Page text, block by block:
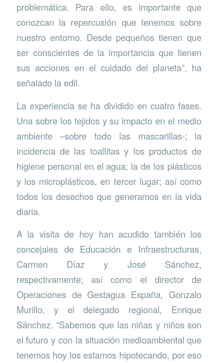
problemática. Para ello, es importante que
conozcan la repercusión que tenemos sobre
nuestro entorno. Desde pequeños tienen que
ser conscientes de la importancia que tienen
sus acciones en el cuidado del planeta”, ha
señalado la edil.
La experiencia se ha dividido en cuatro fases.
Una sobre los tejidos y su impacto en el medio
ambiente –sobre todo las mascarillas-; la
incidencia de las toallitas y los productos de
higiene personal en el agua; la de los plásticos
y los microplásticos, en tercer lugar; así como
todos los desechos que generamos en la vida
diaria.
A la visita de hoy han acudido también los
concejales de Educación e Infraestructuras,
Carmen Díaz y José Sánchez,
respectivamente; así como el director de
Operaciones de Gestagua España, Gonzalo
Murillo, y el delegado regional, Enrique
Sánchez. “Sabemos que las niñas y niños son
el futuro y con la situación medioambiental que
tenemos hoy los estamos hipotecando, por eso